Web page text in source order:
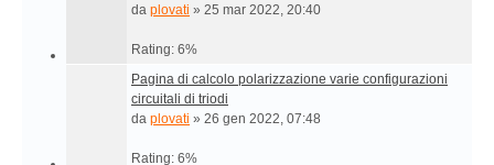
da plovati » 25 mar 2022, 20:40
Rating: 6%
Pagina di calcolo polarizzazione varie configurazioni
circuitali di triodi
da plovati » 26 gen 2022, 07:48
Rating: 6%